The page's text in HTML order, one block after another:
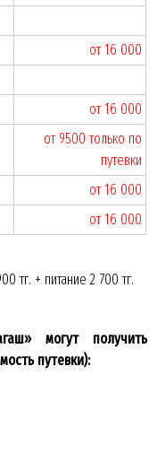
от 16 000
от 16 000
от 9500только по
путевки
от 16 000
от 16 000
тг. + питание 2 700 тг.
могут получить
путевки):